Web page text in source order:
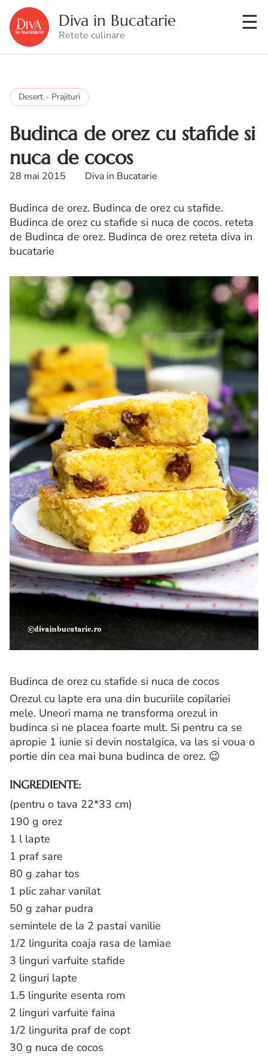
Diva in Bucatarie
Retete culinare
Desert - Prajituri
Budinca de orez cu stafide si
nuca de cocos
28 mai 2015 Diva in Bucatarie
Budinca de orez. Budinca de orez cu stafide.
Budinca de orez cu stafide si nuca de cocos. reteta
de Budinca de orez. Budinca de orez reteta diva in
bucatarie
Budinca de orez cu stafide si nuca de cocos
Orezul cu lapte era una din bucuriile copilariei
mele. Uneori mama ne transforma orezul in
budinca si ne placea foarte mult. Si pentru ca se
apropie 1 iunie si devin nostalgica, va las si voua o
portie din cea mai buna budinca de orez. 😉
INGREDIENTE:
(pentru o tava 22*33 cm)
190 g orez
1 l lapte
1 praf sare
80 g zahar tos
1 plic zahar vanilat
50 g zahar pudra
semintele de la 2 pastai vanilie
1/2 lingurita coaja rasa de lamiae
3 linguri varfuite stafide
2 linguri lapte
1.5 lingurite esenta rom
2 linguri varfuite faina
1/2 lingurita praf de copt
30 g nuca de cocos